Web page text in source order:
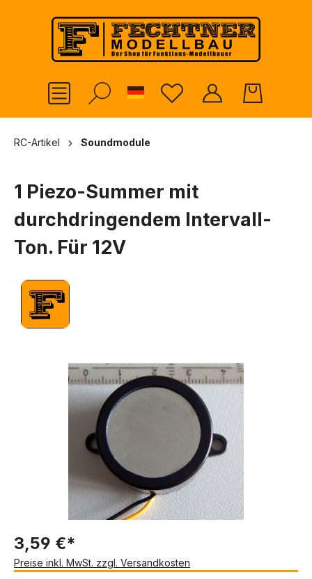
springen
German
RC-Artikel Soundmodule
1 Piezo-Summer mit
durchdringendem Intervall-
Ton. Für 12V
Bildergalerie überspringen
3,59 €*
Preise inkl. MwSt. zzgl. Versandkosten